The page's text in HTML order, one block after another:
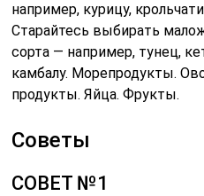
например, курицу,
Старайтесь выбирать
сорта — например, тунец,
камбалу. Морепродукты.
продукты. Яйца. Фрукты.
Советы
СОВЕТ №1